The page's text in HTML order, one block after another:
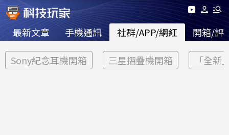
最新文章 手機通訊 社群/APP/網紅 開箱/評
Sony紀念耳機開箱 三星摺疊機開箱 「全新